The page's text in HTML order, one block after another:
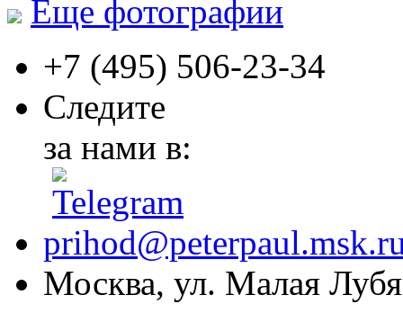
Еще фотографии
+7 (495) 506-23-34
Следите
за нами в:
Москва, ул. Малая